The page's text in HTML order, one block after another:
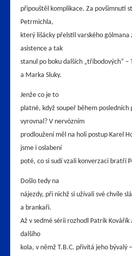
připouštěl komplikace. Za povšimnutí
Petrmichla,
který lišácky přelstil varského gólmana
asistence a tak
stanul po boku dalších „tříbodových“ –
a Marka Sluky.
Jenže co je to
platné, když soupeř během
vyrovnal? V nervózním
prodloužení měl na holi postup Karel
jsme i oslabení
poté, co si sudí vzali konverzaci bratří
Došlo tedy na
nájezdy, při nichž si užívali své chvíle
a brankaři.
Až v sedmé sérii rozhodl Patrik
dalšího
kola, v němž T.B.C. přivítá jeho bývalý